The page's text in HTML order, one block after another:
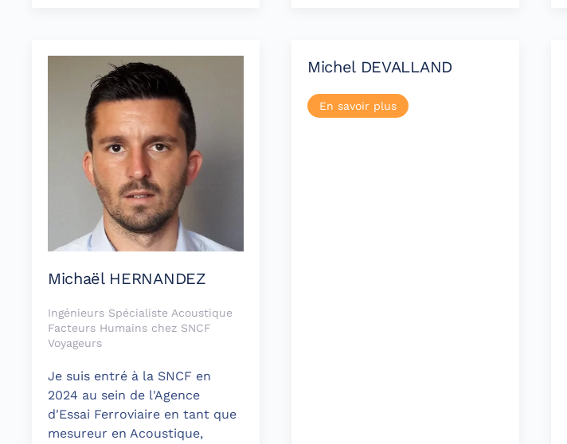
Michaël HERNANDEZ
Ingénieurs Spécialiste Acoustique
Facteurs Humains chez SNCF
Voyageurs
Je suis entré à la SNCF en
2024 au sein de l'Agence
d'Essai Ferroviaire en tant que
mesureur en Acoustique,
Michel DEVALLAND
En savoir plus